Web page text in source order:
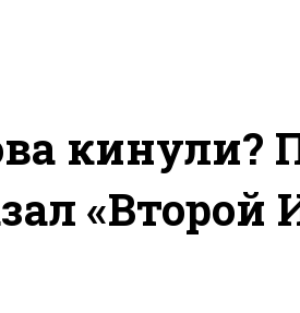
кинули?
«Второй